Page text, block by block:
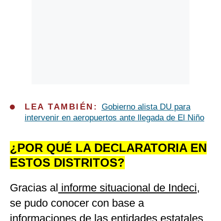
LEA TAMBIÉN: Gobierno alista DU para
intervenir en aeropuertos ante llegada de El Niño
¿POR QUÉ LA DECLARATORIA EN
ESTOS DISTRITOS?
Gracias al informe situacional de Indeci,
se pudo conocer con base a
informaciones de las entidades estatales